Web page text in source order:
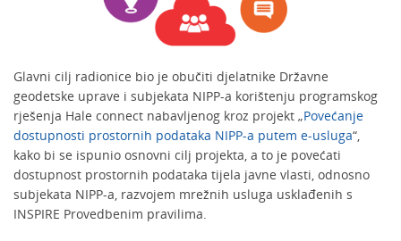
Glavni cilj radionice bio je obučiti djelatnike Državne
geodetske uprave i subjekata NIPP-a korištenju programskog
rješenja Hale connect nabavljenog kroz projekt „Povećanje
dostupnosti prostornih podataka NIPP-a putem e-usluga“,
kako bi se ispunio osnovni cilj projekta, a to je povećati
dostupnost prostornih podataka tijela javne vlasti, odnosno
subjekata NIPP-a, razvojem mrežnih usluga usklađenih s
INSPIRE Provedbenim pravilima.